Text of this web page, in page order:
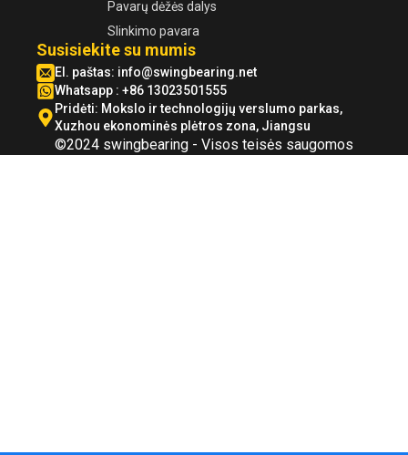
Pavarų dėžės dalys
Slinkimo pavara
Susisiekite su mumis
El. paštas: info@swingbearing.net
Whatsapp : +86 13023501555
Pridėti: Mokslo ir technologijų verslumo parkas,
Xuzhou ekonominės plėtros zona, Jiangsu
©2024 swingbearing - Visos teisės saugomos